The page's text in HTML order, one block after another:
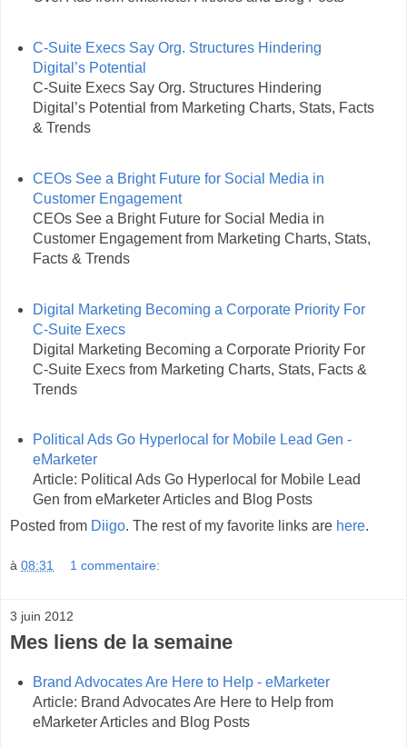
C-Suite Execs Say Org. Structures Hindering
Digital’s Potential
C-Suite Execs Say Org. Structures Hindering
Digital’s Potential from Marketing Charts, Stats, Facts
& Trends
CEOs See a Bright Future for Social Media in
Customer Engagement
CEOs See a Bright Future for Social Media in
Customer Engagement from Marketing Charts, Stats,
Facts & Trends
Digital Marketing Becoming a Corporate Priority For
C-Suite Execs
Digital Marketing Becoming a Corporate Priority For
C-Suite Execs from Marketing Charts, Stats, Facts &
Trends
Political Ads Go Hyperlocal for Mobile Lead Gen -
eMarketer
Article: Political Ads Go Hyperlocal for Mobile Lead
Gen from eMarketer Articles and Blog Posts
Posted from Diigo. The rest of my favorite links are here.
à 08:31 1 commentaire:
3 juin 2012
Mes liens de la semaine
Brand Advocates Are Here to Help - eMarketer
Article: Brand Advocates Are Here to Help from
eMarketer Articles and Blog Posts